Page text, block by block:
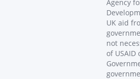
Agency
UK aid
not
of USAID